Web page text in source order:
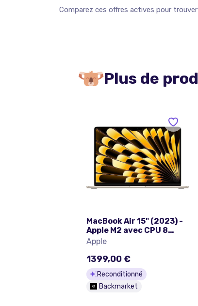
Comparez ces offres actives pour trouver
Plus de
MacBook Air 15" (2023) -
Apple M2 avec CPU 8
cœurs et GPU 10 cœurs -
16Go RAM - SSD 256Go -
Écran standard -
QWERTY - Espagnol
Apple
1399,00 €
Reconditionné
Backmarket